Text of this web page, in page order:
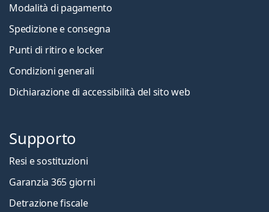
Modalità di pagamento
Spedizione e consegna
Punti di ritiro e locker
Condizioni generali
Dichiarazione di accessibilità del sito web
Supporto
Resi e sostituzioni
Garanzia 365 giorni
Detrazione fiscale